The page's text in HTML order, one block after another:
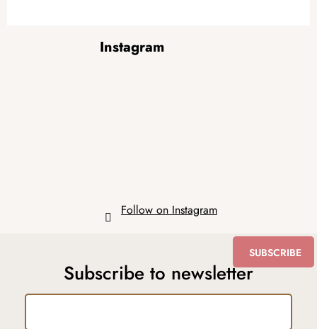
Instagram
Follow on Instagram
Subscribe to newsletter
SUBSCRIBE